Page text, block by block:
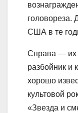
головореза.
США в те
Справа — их
разбойник и
хорошо
культовой
«Звезда и